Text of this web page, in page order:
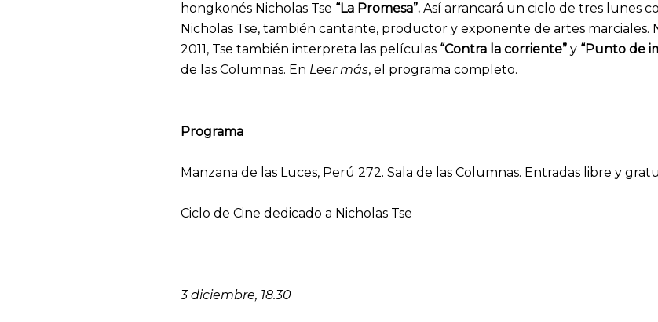
hongkonés Nicholas Tse “La Promesa”. Así arrancará un ciclo de tres lunes
Nicholas Tse, también cantante, productor y exponente de artes
2011, Tse también interpreta las películas “Contra la corriente” y “Punto de
de las Columnas. En Leer más, el programa completo.
Programa
Manzana de las Luces, Perú 272. Sala de las Columnas. Entradas libre y
Ciclo de Cine dedicado a Nicholas Tse
3 diciembre, 18.30